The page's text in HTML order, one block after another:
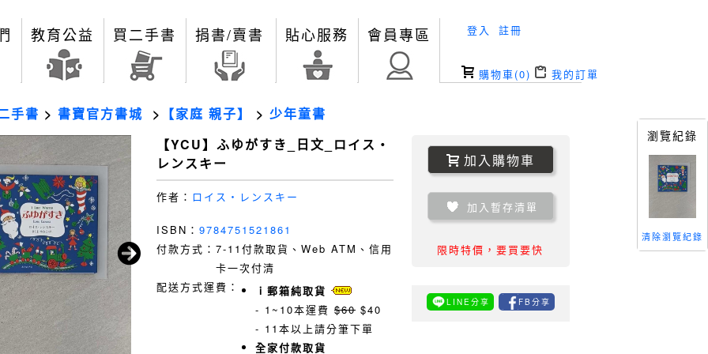
教育公益 買二手書 捐書/賣書 貼心服務 會員專區 登入 註冊
購物車(0) 我的訂單
手書 > 書寶官方書城 > 【家庭 親子】 > 少年童書
【YCU】ふゆがすき_日文_ロイス・
レンスキー
作者： ロイス・レンスキー
ISBN： 9784751521861
付款方式： 7-11付款取貨、Web ATM、信用
卡一次付清
配送方式運費：
ｉ郵箱純取貨
- 1~10本運費 $60 $40
- 11本以上請分筆下單
全家付款取貨
加入購物車
加入暫存清單
限時特價，要買要快
LINE分享 FB分享
瀏覽紀錄
清除瀏覽紀錄